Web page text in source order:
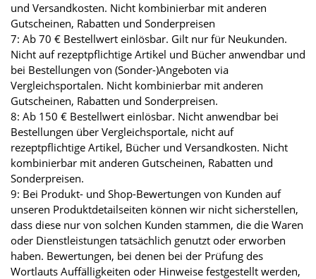
und Versandkosten. Nicht kombinierbar mit anderen
Gutscheinen, Rabatten und Sonderpreisen
7: Ab 70 € Bestellwert einlösbar. Gilt nur für Neukunden.
Nicht auf rezeptpflichtige Artikel und Bücher anwendbar und
bei Bestellungen von (Sonder-)Angeboten via
Vergleichsportalen. Nicht kombinierbar mit anderen
Gutscheinen, Rabatten und Sonderpreisen.
8: Ab 150 € Bestellwert einlösbar. Nicht anwendbar bei
Bestellungen über Vergleichsportale, nicht auf
rezeptpflichtige Artikel, Bücher und Versandkosten. Nicht
kombinierbar mit anderen Gutscheinen, Rabatten und
Sonderpreisen.
9: Bei Produkt- und Shop-Bewertungen von Kunden auf
unseren Produktdetailseiten können wir nicht sicherstellen,
dass diese nur von solchen Kunden stammen, die die Waren
oder Dienstleistungen tatsächlich genutzt oder erworben
haben. Bewertungen, bei denen bei der Prüfung des
Wortlauts Auffälligkeiten oder Hinweise festgestellt werden,